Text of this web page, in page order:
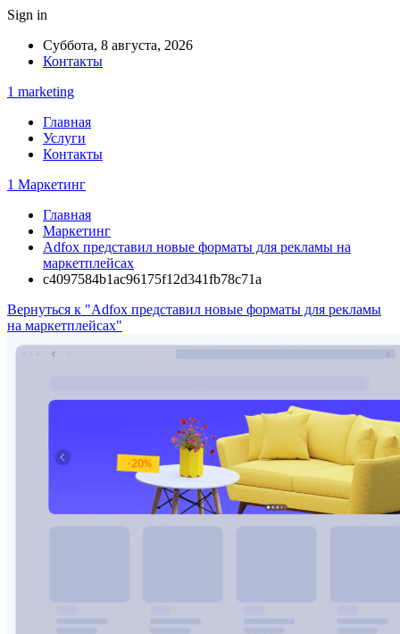
Sign in
Суббота, 8 августа, 2026
Контакты
1 marketing
Главная
Услуги
Контакты
1 Маркетинг
Главная
Маркетинг
Adfox представил новые форматы для рекламы на
маркетплейсах
c4097584b1ac96175f12d341fb78c71a
Вернуться к "Adfox представил новые форматы для рекламы
на маркетплейсах"